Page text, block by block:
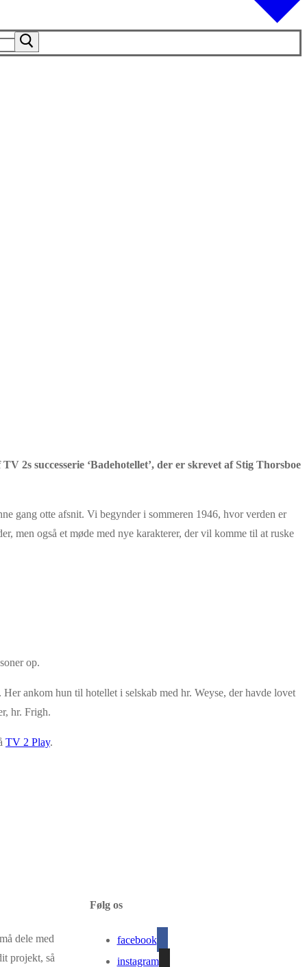
2s successerie ‘Badehotellet’, der er skrevet af Stig Thorsboe
gang otte afsnit. Vi begynder i sommeren 1946, hvor verden er
men også et møde med nye karakterer, der vil komme til at ruske
op.
ankom hun til hotellet i selskab med hr. Weyse, der havde lovet
hr. Frigh.
TV 2 Play.
dele med
projekt, så
Følg os
facebook
instagram